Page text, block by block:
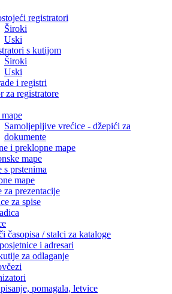
registratori
Široki
Uski
s kutijom
Široki
Uski
i registri
za registratore
Samoljepljive vrećice - džepići za
dokumente
i preklopne mape
mape
s prstenima
mape
za prezentacije
za spise
časopisa / stalci za kataloge
i adresari
za odlaganje
pomagala, letvice